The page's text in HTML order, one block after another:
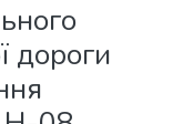
дороги